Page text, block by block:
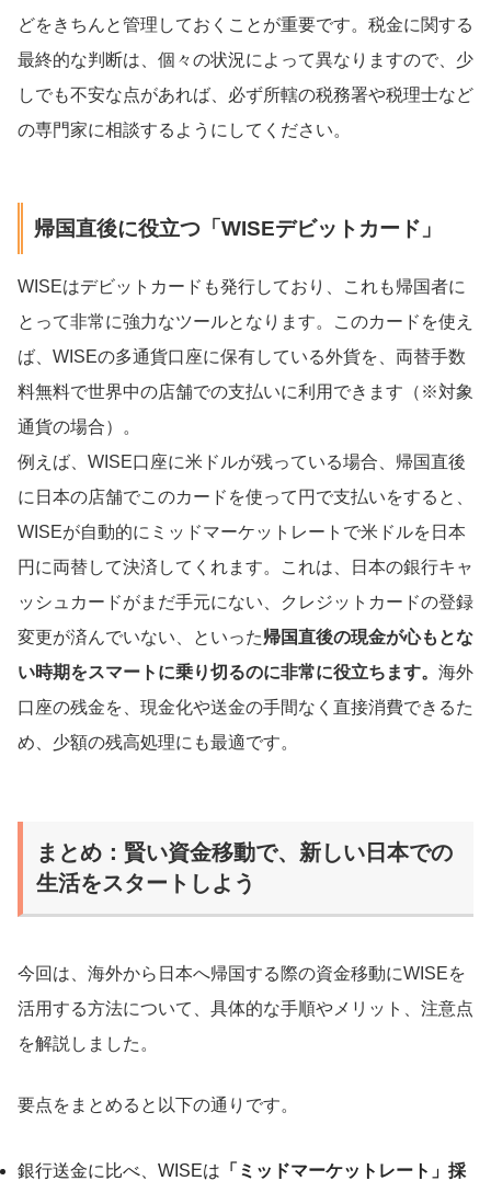
どをきちんと管理しておくことが重要です。税金に関する
最終的な判断は、個々の状況によって異なりますので、少
しでも不安な点があれば、必ず所轄の税務署や税理士など
の専門家に相談するようにしてください。
帰国直後に役立つ「WISEデビットカード」
WISEはデビットカードも発行しており、これも帰国者に
とって非常に強力なツールとなります。このカードを使え
ば、WISEの多通貨口座に保有している外貨を、両替手数
料無料で世界中の店舗での支払いに利用できます（※対象
通貨の場合）。
例えば、WISE口座に米ドルが残っている場合、帰国直後
に日本の店舗でこのカードを使って円で支払いをすると、
WISEが自動的にミッドマーケットレートで米ドルを日本
円に両替して決済してくれます。これは、日本の銀行キャ
ッシュカードがまだ手元にない、クレジットカードの登録
変更が済んでいない、といった帰国直後の現金が心もとな
い時期をスマートに乗り切るのに非常に役立ちます。 海外
口座の残金を、現金化や送金の手間なく直接消費できるた
め、少額の残高処理にも最適です。
まとめ：賢い資金移動で、新しい日本での
生活をスタートしよう
今回は、海外から日本へ帰国する際の資金移動にWISEを
活用する方法について、具体的な手順やメリット、注意点
を解説しました。
要点をまとめると以下の通りです。
銀行送金に比べ、WISEは 「ミッドマーケットレート」採